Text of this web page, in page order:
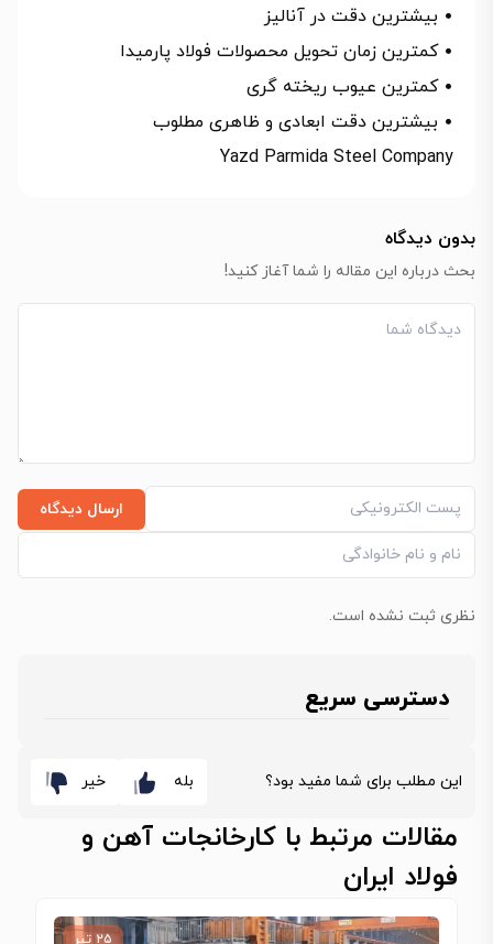
• بیشترین دقت در آنالیز
• کمترین زمان تحویل محصولات فولاد پارمیدا
• کمترین عیوب ریخته گری
• بیشترین دقت ابعادی و ظاهری مطلوب
Yazd Parmida Steel Company
بدون دیدگاه
بحث درباره این مقاله را شما آغاز کنید!
ارسال دیدگاه
نظری ثبت نشده است.
دسترسی سریع
این مطلب برای شما مفید بود؟ بله خیر
مقالات مرتبط با کارخانجات آهن و
فولاد ایران
۲۵ تیر